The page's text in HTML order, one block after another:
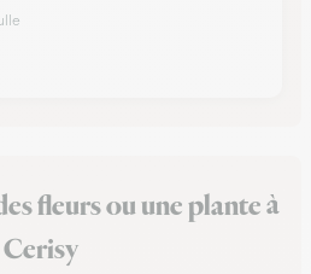
fleurs ou une plante à
Cerisy